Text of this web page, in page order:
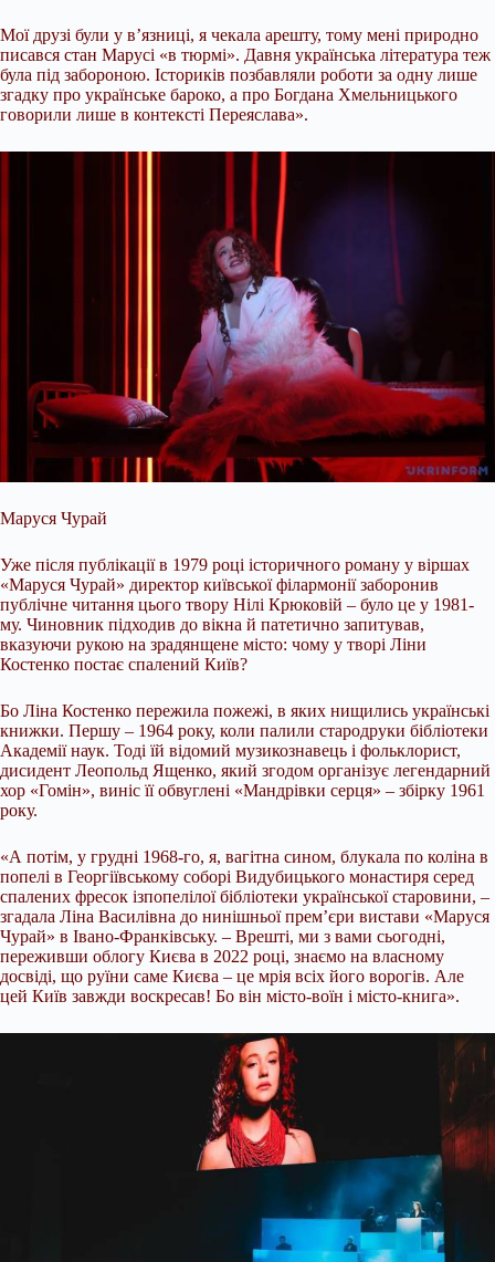
Мої друзі були у в’язниці, я чекала арешту, тому мені природно
писався стан Марусі «в тюрмі». Давня українська література теж
була під забороною. Істориків позбавляли роботи за одну лише
згадку про українське бароко, а про Богдана Хмельницького
говорили лише в контексті Переяслава».
Маруся Чурай
Уже після публікації в 1979 році історичного роману у віршах
«Маруся Чурай» директор київської філармонії заборонив
публічне читання цього твору Нілі Крюковій – було це у 1981-
му. Чиновник підходив до вікна й патетично запитував,
вказуючи рукою на зрадянщене місто: чому у творі Ліни
Костенко постає спалений Київ?
Бо Ліна Костенко пережила пожежі, в яких нищились українські
книжки. Першу – 1964 року, коли палили стародруки бібліотеки
Академії наук. Тоді їй відомий музикознавець і фольклорист,
дисидент Леопольд Ященко, який згодом організує легендарний
хор «Гомін», виніс її обвуглені «Мандрівки серця» – збірку 1961
року.
«А потім, у грудні 1968-го, я, вагітна сином, блукала по коліна в
попелі в Георгіївському соборі Видубицького монастиря серед
спалених фресок ізпопелілої бібліотеки української старовини, –
згадала Ліна Василівна до нинішньої прем’єри вистави «Маруся
Чурай» в Івано-Франківську. – Врешті, ми з вами сьогодні,
переживши облогу Києва в 2022 році, знаємо на власному
досвіді, що руїни саме Києва – це мрія всіх його ворогів. Але
цей Київ завжди воскресав! Бо він місто-воїн і місто-книга».